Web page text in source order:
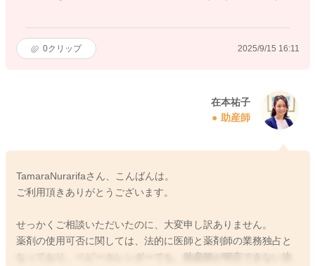
0クリップ 2025/9/15 16:11
在本祐子
助産師
TamaraNurarifaさん、こんばんは。
ご利用頂きありがとうございます。
せっかくご相談いただいたのに、大変申し訳ありません。
薬剤の使用可否に関しては、法的に医師と薬剤師の業務独占と
なっており、ベビーカレンダーでも、助産師が明言できない決